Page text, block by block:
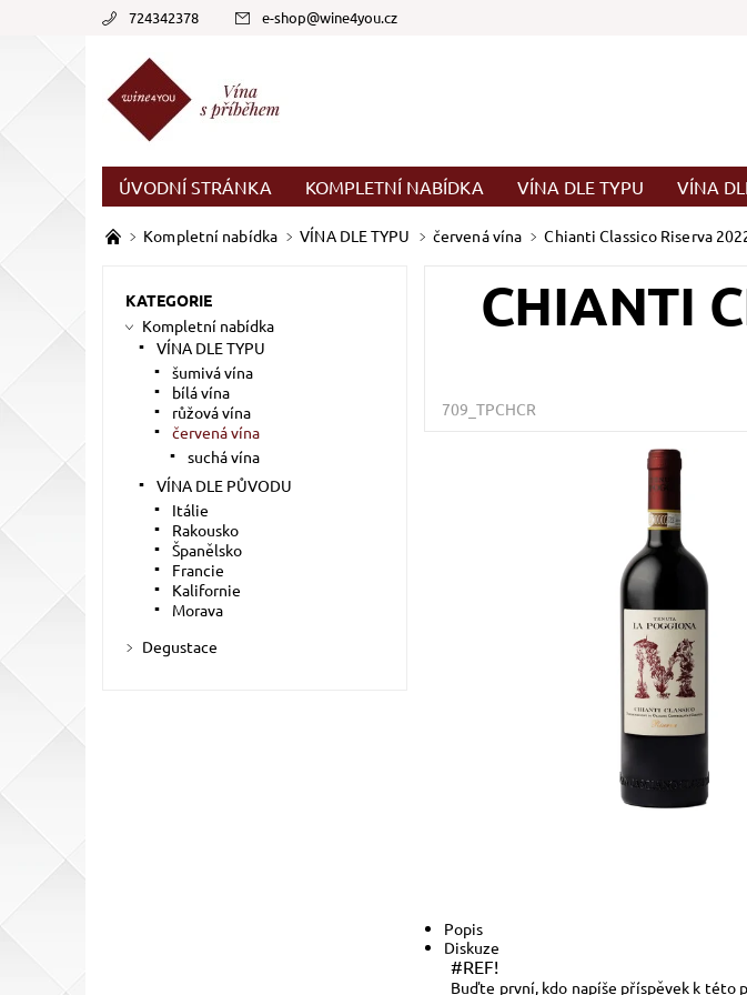
724342378 e-shop@wine4you.cz
ÚVODNÍ STRÁNKA KOMPLETNÍ NABÍDKA VÍNA DLE TYPU VÍNA
Kompletní nabídka VÍNA DLE TYPU červená vína Chianti Classico Riserva
CHIANTI
709_TPCHCR
Popis
Diskuze
#REF!
Buďte první, kdo napíše příspěvek k této
KATEGORIE
Kompletní nabídka
VÍNA DLE TYPU
šumivá vína
bílá vína
růžová vína
červená vína
suchá vína
VÍNA DLE PŮVODU
Itálie
Rakousko
Španělsko
Francie
Kalifornie
Morava
Degustace